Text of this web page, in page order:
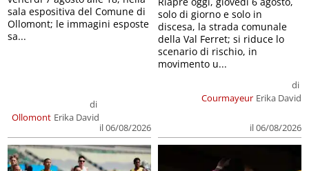
Ollomont
di
Erika David
il 06/08/2026
sala espositiva del Comune di
Ollomont; le immagini esposte
sa...
Courmayeur
di
Erika David
il 06/08/2026
solo di giorno e solo in
discesa, la strada comunale
della Val Ferret; si riduce lo
scenario di rischio, in
movimento u...